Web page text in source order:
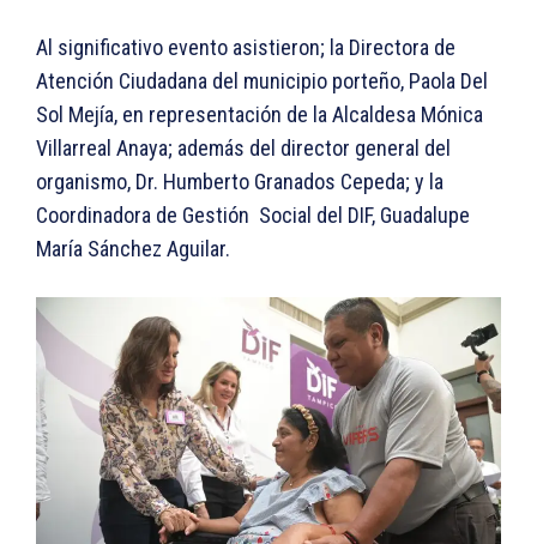
Al significativo evento asistieron; la Directora de
Atención Ciudadana del municipio porteño, Paola Del
Sol Mejía, en representación de la Alcaldesa Mónica
Villarreal Anaya; además del director general del
organismo, Dr. Humberto Granados Cepeda; y la
Coordinadora de Gestión Social del DIF, Guadalupe
María Sánchez Aguilar.